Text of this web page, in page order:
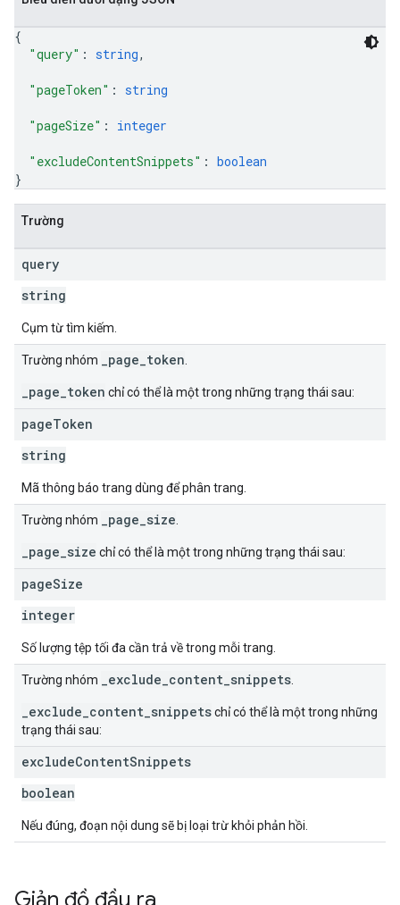
{
"query" : string,
"pageToken" : string
"pageSize" : integer
"excludeContentSnippets" : boolean
}
Trường
query
string
Cụm từ tìm kiếm.
Trường nhóm _page_token
_page_token chỉ có thể là một trong những trạng thái sau:
pageToken
string
Mã thông báo trang dùng để phân trang.
Trường nhóm _page_size
_page_size chỉ có thể là một trong những trạng thái sau:
pageSize
integer
Số lượng tệp tối đa cần trả về trong mỗi trang.
Trường nhóm _exclude_content_snippets
_exclude_content_snippetschỉ có thể là một trong những
trạng thái sau:
excludeContentSnippets
boolean
Nếu đúng, đoạn nội dung sẽ bị loại trừ khỏi phản hồi.
Giản đồ đầu ra